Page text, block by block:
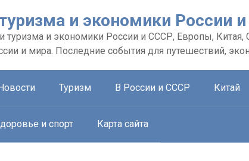
и экономики
туризма и экономики России и СССР, Европы,
и мира. Последние события для путешествий,
Туризм В России и СССР Китай
и спорт Карта сайта